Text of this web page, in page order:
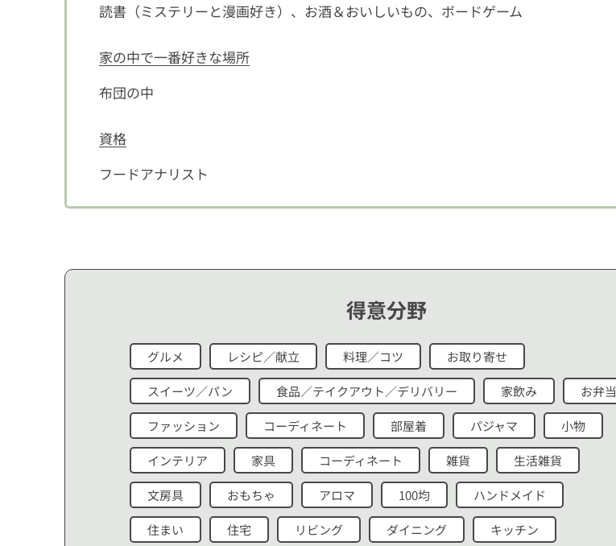
読書（ミステリーと漫画好き）、お酒＆おいしいもの、ボードゲーム
家の中で一番好きな場所
布団の中
資格
フードアナリスト
得意分野
グルメ レシピ／献立 料理／コツ お取り寄せ
スイーツ／パン 食品／テイクアウト／デリバリー 家飲み お弁当
ファッション コーディネート 部屋着 パジャマ 小物
インテリア 家具 コーディネート 雑貨 生活雑貨
文房具 おもちゃ アロマ 100均 ハンドメイド
住まい 住宅 リビング ダイニング キッチン